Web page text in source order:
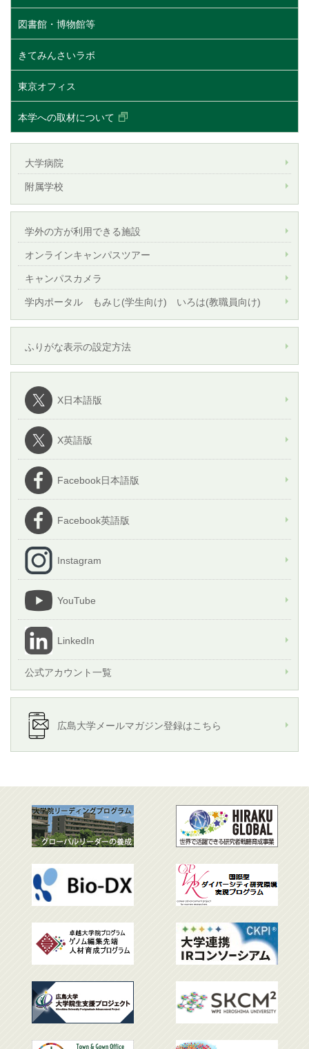
図書館・博物館等
きてみんさいラボ
東京オフィス
本学への取材について
大学病院
附属学校
学外の方が利用できる施設
オンラインキャンパスツアー
キャンパスカメラ
学内ポータル もみじ(学生向け) いろは(教職員向け)
ふりがな表示の設定方法
X日本語版
X英語版
Facebook日本語版
Facebook英語版
Instagram
YouTube
LinkedIn
公式アカウント一覧
広島大学メールマガジン登録はこちら